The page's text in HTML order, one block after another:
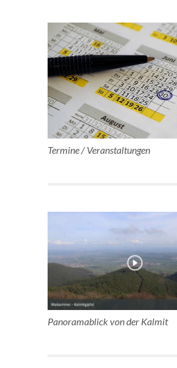
Termine / Veranstaltungen
Panoramablick von der Kalmit